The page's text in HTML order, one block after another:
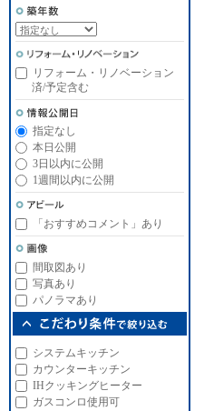
リフォーム・リノベーション
済/予定含む
指定なし
本日公開
3日以内に公開
1週間以内に公開
「おすすめコメント」あり
間取図あり
写真あり
パノラマあり
システムキッチン
カウンターキッチン
IHクッキングヒーター
ガスコンロ使用可